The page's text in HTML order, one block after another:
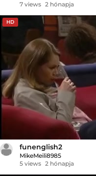
7 views 2 hónapja
HD
funenglish2
MikeMeili8985
5 views 2 hónapja